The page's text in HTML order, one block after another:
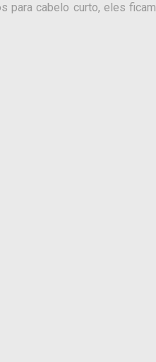
para cabelo curto, eles ficam